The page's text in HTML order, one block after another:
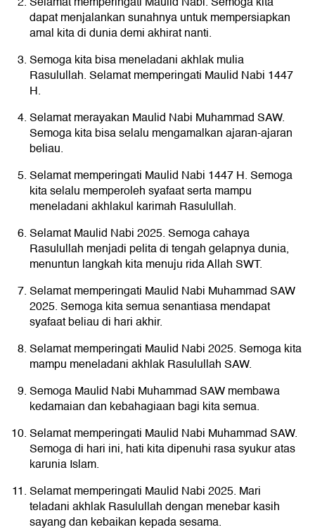
dapat menjalankan sunahnya untuk mempersiapkan
amal kita di dunia demi akhirat nanti.
Semoga kita bisa meneladani akhlak mulia
Rasulullah. Selamat memperingati Maulid Nabi 1447
H.
Selamat merayakan Maulid Nabi Muhammad SAW.
Semoga kita bisa selalu mengamalkan ajaran-ajaran
beliau.
Selamat memperingati Maulid Nabi 1447 H. Semoga
kita selalu memperoleh syafaat serta mampu
meneladani akhlakul karimah Rasulullah.
Selamat Maulid Nabi 2025. Semoga cahaya
Rasulullah menjadi pelita di tengah gelapnya dunia,
menuntun langkah kita menuju rida Allah SWT.
Selamat memperingati Maulid Nabi Muhammad SAW
2025. Semoga kita semua senantiasa mendapat
syafaat beliau di hari akhir.
Selamat memperingati Maulid Nabi 2025. Semoga kita
mampu meneladani akhlak Rasulullah SAW.
Semoga Maulid Nabi Muhammad SAW membawa
kedamaian dan kebahagiaan bagi kita semua.
Selamat memperingati Maulid Nabi Muhammad SAW.
Semoga di hari ini, hati kita dipenuhi rasa syukur atas
karunia Islam.
Selamat memperingati Maulid Nabi 2025. Mari
teladani akhlak Rasulullah dengan menebar kasih
sayang dan kebaikan kepada sesama.